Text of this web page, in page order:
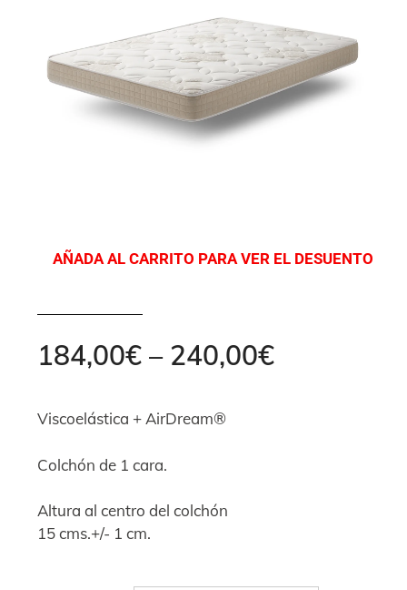
AÑADA AL CARRITO PARA VER EL DESUENTO
184,00€ – 240,00€
Viscoelástica + AirDream®
Colchón de 1 cara.
Altura al centro del colchón
15 cms.+/- 1 cm.